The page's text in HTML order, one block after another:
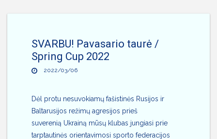
SVARBU! Pavasario taurė /
Spring Cup 2022
2022/03/06
Dėl protu nesuvokiamų fašistinės Rusijos ir
Baltarusijos režimų agresijos prieš
suverenią Ukrainą mūsų klubas jungiasi prie
tarptautinės orientavimosi sporto federacijos